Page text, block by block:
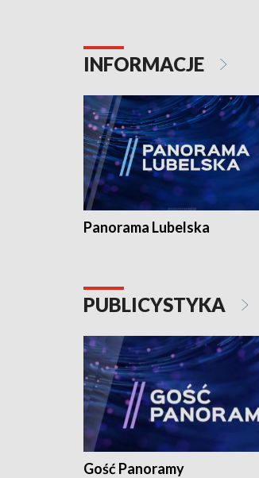
INFORMACJE
Panorama Lubelska
PUBLICYSTYKA
Gość Panoramy